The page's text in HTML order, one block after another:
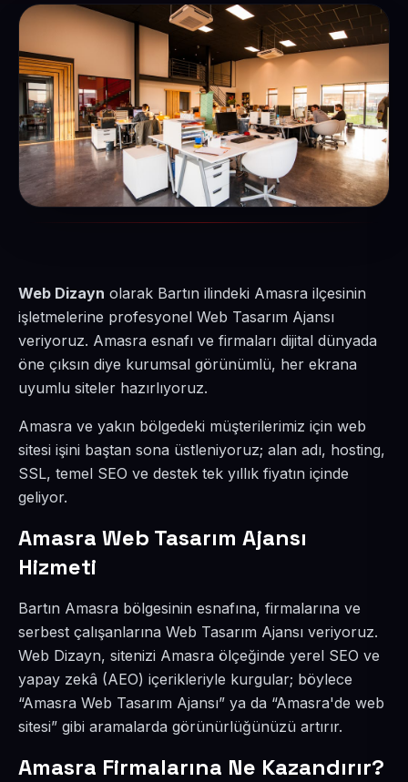
Web Dizayn olarak Bartın ilindeki Amasra ilçesinin
işletmelerine profesyonel Web Tasarım Ajansı
veriyoruz. Amasra esnafı ve firmaları dijital dünyada
öne çıksın diye kurumsal görünümlü, her ekrana
uyumlu siteler hazırlıyoruz.
Amasra ve yakın bölgedeki müşterilerimiz için web
sitesi işini baştan sona üstleniyoruz; alan adı, hosting,
SSL, temel SEO ve destek tek yıllık fiyatın içinde
geliyor.
Amasra Web Tasarım Ajansı
Hizmeti
Bartın Amasra bölgesinin esnafına, firmalarına ve
serbest çalışanlarına Web Tasarım Ajansı veriyoruz.
Web Dizayn, sitenizi Amasra ölçeğinde yerel SEO ve
yapay zekâ (AEO) içerikleriyle kurgular; böylece
“Amasra Web Tasarım Ajansı” ya da “Amasra'de web
sitesi” gibi aramalarda görünürlüğünüzü artırır.
Amasra Firmalarına Ne Kazandırır?